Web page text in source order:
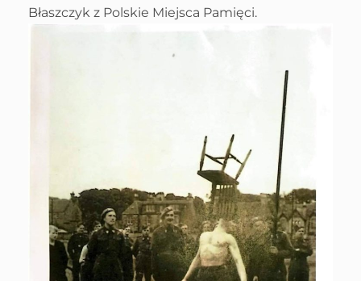
Błaszczyk z Polskie Miejsca Pamięci.